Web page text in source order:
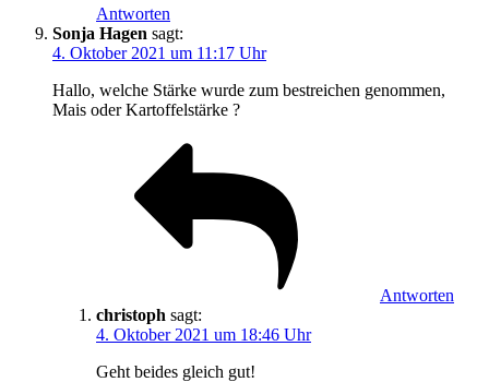
Antworten
Sonja Hagen sagt:
4. Oktober 2021 um 11:17 Uhr
Hallo, welche Stärke wurde zum bestreichen genommen,
Mais oder Kartoffelstärke ?
Antworten
christoph sagt:
4. Oktober 2021 um 18:46 Uhr
Geht beides gleich gut!